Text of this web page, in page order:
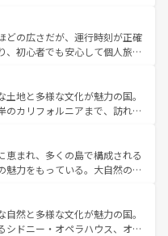
れで全く異なる文化を体験で
、新着のフランス情報はコンテンツ一覧
ほしい。 なお、新着の
覧を参照してほしい。
。また、優雅なアフタヌーン
まらない英国パブ、サッカー観
きる体験も豊富。イギリスを旅
どの広さだが、運行時刻が正確
、初心者でも安心して個人旅行
スイスならではのユニークな
だけでなく町歩きも満喫する
が高いため物価も高いが、旅行
こともできる。 なお、新
ツ一覧 を参照してほしい。
地と多様な文化が魅力の国。
のカリフォルニアまで、訪れる
ショッピング、エンターテイ
なスポットだ。一方、アメリカ
グランドキャニオンやイエロー
音楽と美食が融合した独特の
カの各地域で異なる魅力を楽
豊かな歴史を感じることができ
恵まれ、多くの島で構成される
魅力をもっている。大自然の神
定番の観光地といえばオアフ
ならマウイ島やカウアイ島が
ーンに輝く海をはじめ、豊かな
然と多様な文化が魅力の国。
シドニー・オペラハウス、オー